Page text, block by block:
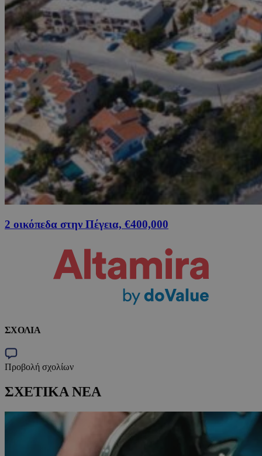
2 οικόπεδα στην Πέγεια, €400,000
ΣΧΟΛΙΑ
Προβολή σχολίων
ΣΧΕΤΙΚΑ ΝΕΑ